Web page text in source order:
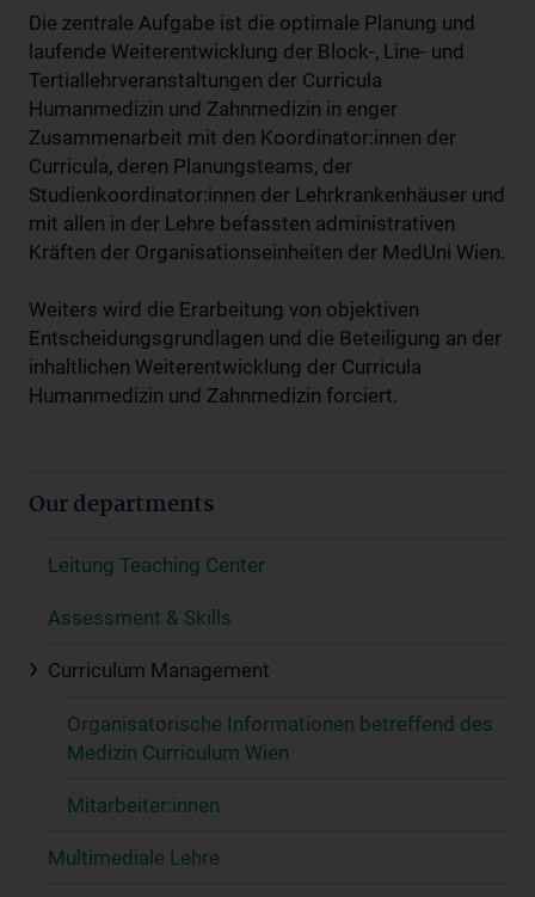
Die zentrale Aufgabe ist die optimale Planung und
laufende Weiterentwicklung der Block-, Line- und
Tertiallehrveranstaltungen der Curricula
Humanmedizin und Zahnmedizin in enger
Zusammenarbeit mit den Koordinator:innen der
Curricula, deren Planungsteams, der
Studienkoordinator:innen der Lehrkrankenhäuser und
mit allen in der Lehre befassten administrativen
Kräften der Organisationseinheiten der MedUni Wien.
Weiters wird die Erarbeitung von objektiven
Entscheidungsgrundlagen und die Beteiligung an der
inhaltlichen Weiterentwicklung der Curricula
Humanmedizin und Zahnmedizin forciert.
Our departments
Leitung Teaching Center
Assessment & Skills
Curriculum Management
Organisatorische Informationen betreffend des
Medizin Curriculum Wien
Mitarbeiter:innen
Multimediale Lehre